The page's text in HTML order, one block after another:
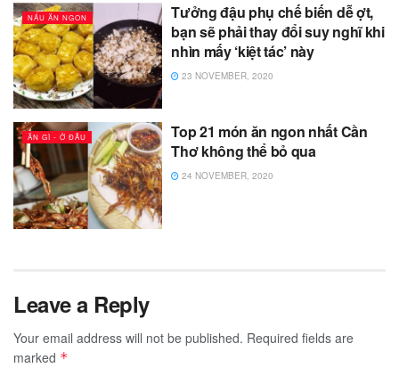
NẤU ĂN NGON
Tưởng đậu phụ chế biến dễ ợt,
bạn sẽ phải thay đổi suy nghĩ khi
nhìn mấy ‘kiệt tác’ này
23 NOVEMBER, 2020
ĂN GÌ - Ở ĐÂU
Top 21 món ăn ngon nhất Cần
Thơ không thể bỏ qua
24 NOVEMBER, 2020
Leave a Reply
Your email address will not be published. Required fields are
marked *